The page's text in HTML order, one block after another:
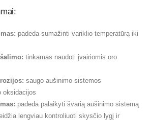
padeda sumažinti variklio temperatūrą iki
tinkamas naudoti įvairiomis oro
saugo aušinimo sistemos
oksidacijos
padeda palaikyti švarią aušinimo sistemą
lengviau kontroliuoti skysčio lygį ir